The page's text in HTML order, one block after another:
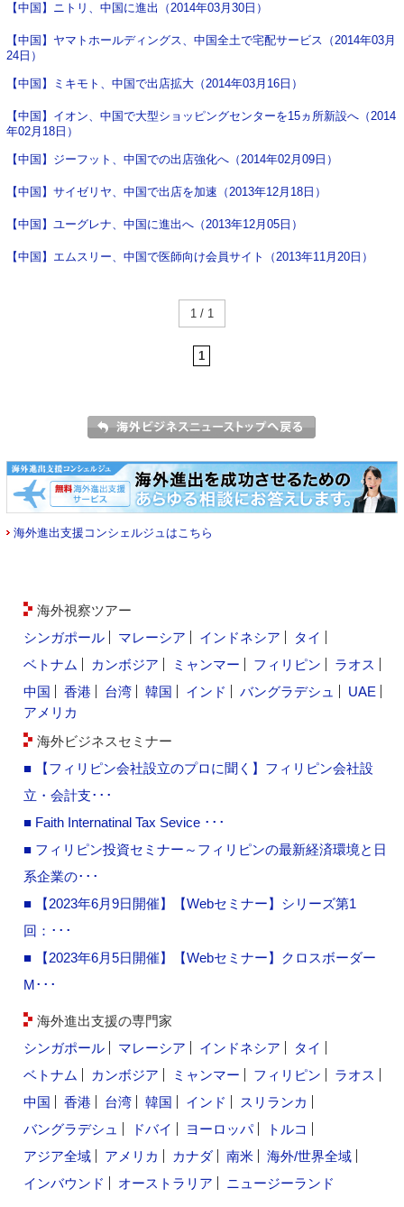
【中国】ニトリ、中国に進出（2014年03月30日）
【中国】ヤマトホールディングス、中国全土で宅配サービス（2014年03月
24日）
【中国】ミキモト、中国で出店拡大（2014年03月16日）
【中国】イオン、中国で大型ショッピングセンターを15ヵ所新設へ（2014
年02月18日）
【中国】ジーフット、中国での出店強化へ（2014年02月09日）
【中国】サイゼリヤ、中国で出店を加速（2013年12月18日）
【中国】ユーグレナ、中国に進出へ（2013年12月05日）
【中国】エムスリー、中国で医師向け会員サイト（2013年11月20日）
1 / 1
1
海外進出支援コンシェルジュはこちら
海外視察ツアー
シンガポール
マレーシア インドネシア
タイ
ベトナム
カンボジア ミャンマー フィリピン
ラオス
中国
香港 台湾 韓国 インド バングラデシュ
UAE
アメリカ
海外ビジネスセミナー
■ 【フィリピン会社設立のプロに聞く】フィリピン会社設
立・会計支･･･
■ Faith Internatinal Tax Sevice ･･･
■ フィリピン投資セミナー～フィリピンの最新経済環境と日
系企業の･･･
■ 【2023年6月9日開催】【Webセミナー】シリーズ第1
回：･･･
■ 【2023年6月5日開催】【Webセミナー】クロスボーダー
M･･･
海外進出支援の専門家
シンガポール
マレーシア インドネシア
タイ
ベトナム
カンボジア ミャンマー フィリピン
ラオス
中国
香港 台湾 韓国 インド
スリランカ
バングラデシュ
ドバイ ヨーロッパ
トルコ
アジア全域
アメリカ カナダ 南米
海外/世界全域
インバウンド
オーストラリア ニュージーランド